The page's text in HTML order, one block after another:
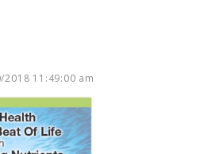
2018 11:49:00 am